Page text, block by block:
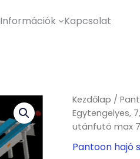
Információk Kapcsolat
Kezdőlap /
Egytengelyes,
utánfutó max
Pantoon hajó